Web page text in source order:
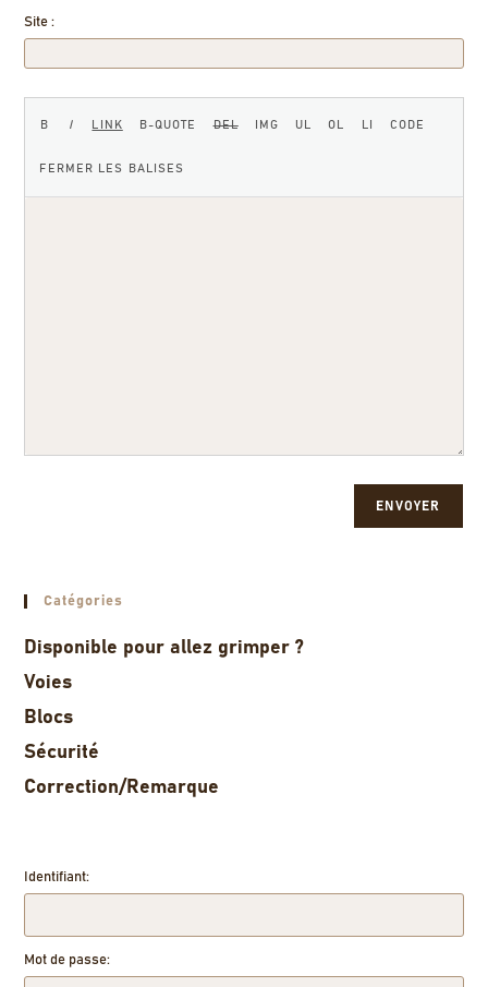
Site :
ENVOYER
Catégories
Disponible pour allez grimper ?
Voies
Blocs
Sécurité
Correction/Remarque
Identifiant:
Mot de passe: